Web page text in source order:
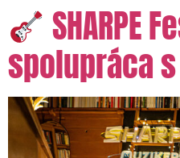
SHARPE
spolupráca